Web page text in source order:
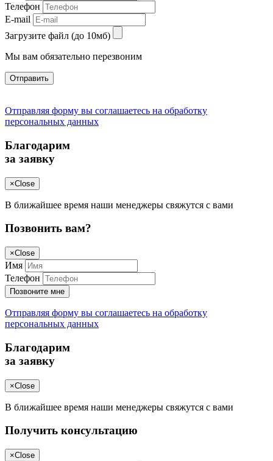
Телефон
E-mail
Загрузите файл (до 10мб)
Мы вам обязательно перезвоним
Отправить
Отправляя форму вы соглашаетесь на обработку
персональных данных
Благодарим
за заявку
×Close
В ближайшее время наши менеджеры свяжутся с вами
Позвонить вам?
×Close
Имя
Телефон
Позвоните мне
Отправляя форму вы соглашаетесь на обработку
персональных данных
Благодарим
за заявку
×Close
В ближайшее время наши менеджеры свяжутся с вами
Получить консультацию
×Close